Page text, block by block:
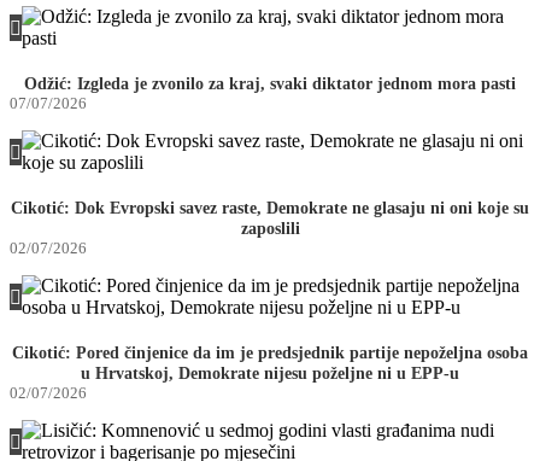
Odžić: Izgleda je zvonilo za kraj, svaki diktator jednom mora pasti
07/07/2026
Cikotić: Dok Evropski savez raste, Demokrate ne glasaju ni oni koje su
zaposlili
02/07/2026
Cikotić: Pored činjenice da im je predsjednik partije nepoželjna osoba
u Hrvatskoj, Demokrate nijesu poželjne ni u EPP-u
02/07/2026